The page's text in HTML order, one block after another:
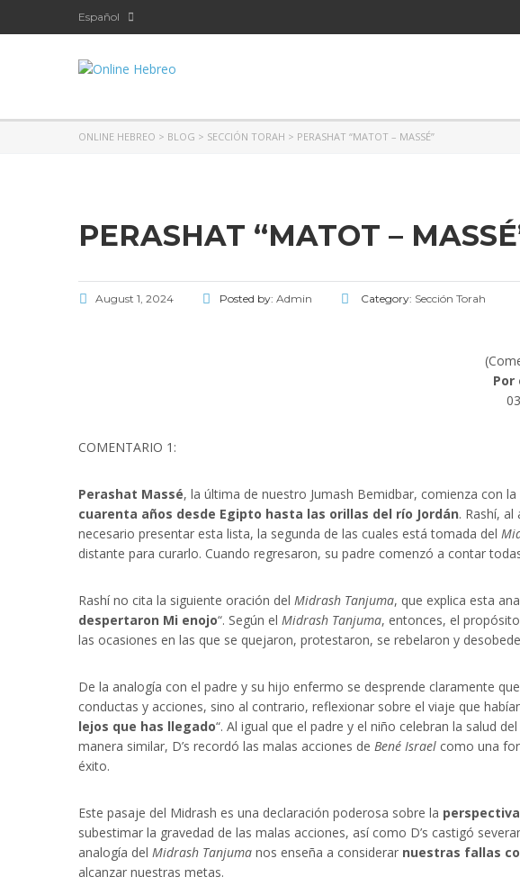
Español
ONLINE HEBREO > BLOG > SECCIÓN TORAH > PERASHAT “MATOT – MASSÉ”
PERASHAT “MATOT –
August 1, 2024 Posted by: Admin Category: Sección Torah
Por
COMENTARIO 1:
Perashat Massé, la última de nuestro Jumash Bemidbar, comienza con
cuarenta años desde Egipto hasta las orillas del río Jordán. Rashí,
necesario presentar esta lista, la segunda de las cuales está tomada del
distante para curarlo. Cuando regresaron, su padre comenzó a contar todas
Rashí no cita la siguiente oración del Midrash Tanjuma, que explica esta
despertaron Mi enojo“. Según el Midrash Tanjuma, entonces, el
las ocasiones en las que se quejaron, protestaron, se rebelaron y
De la analogía con el padre y su hijo enfermo se desprende claramente
conductas y acciones, sino al contrario, reflexionar sobre el viaje que
lejos que has llegado“. Al igual que el padre y el niño celebran la salud
manera similar, D’s recordó las malas acciones de Bené Israel como una
éxito.
Este pasaje del Midrash es una declaración poderosa sobre la
subestimar la gravedad de las malas acciones, así como D’s castigó
analogía del Midrash Tanjuma nos enseña a considerar nuestras fallas
alcanzar nuestras metas.